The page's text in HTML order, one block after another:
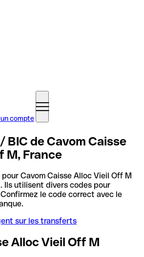
compte
BIC de Cavom Caisse
M, France
Cavom Caisse Alloc Vieil Off M
. Ils utilisent divers codes pour
le code correct avec le
sur les transferts
Alloc Vieil Off M